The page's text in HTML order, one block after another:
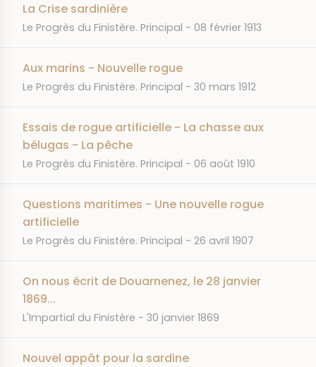
La Crise sardinière
JOURNAL
Le Progrès du Finistère. Principal DATE
08 février 1913
Aux marins - Nouvelle rogue
JOURNAL
Le Progrès du Finistère. Principal DATE
30 mars 1912
Essais de rogue artificielle - La chasse aux
bélugas - La pêche
JOURNAL
Le Progrès du Finistère. Principal DATE
06 août 1910
Questions maritimes - Une nouvelle rogue
artificielle
JOURNAL
Le Progrès du Finistère. Principal DATE
26 avril 1907
On nous écrit de Douarnenez, le 28 janvier
1869...
JOURNAL
L'Impartial du Finistère DATE
30 janvier 1869
Nouvel appât pour la sardine